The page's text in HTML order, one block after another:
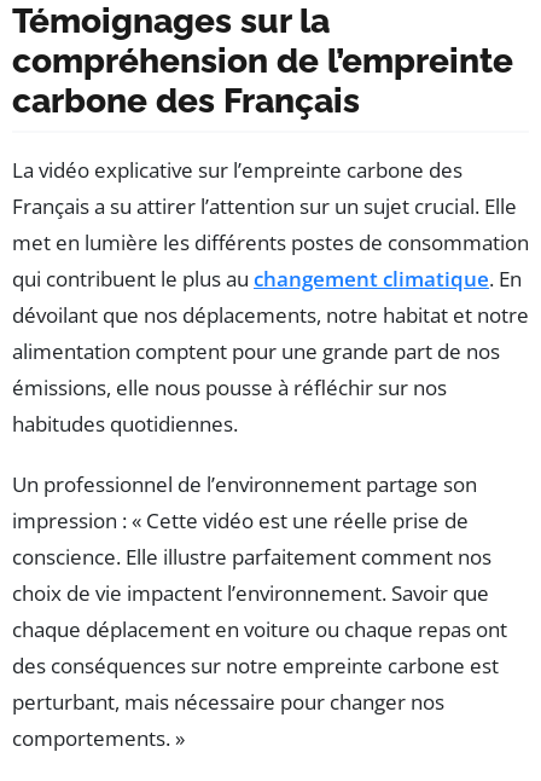
Témoignages sur la
compréhension de l’empreinte
carbone des Français
La vidéo explicative sur l’empreinte carbone des
Français a su attirer l’attention sur un sujet crucial. Elle
met en lumière les différents postes de consommation
qui contribuent le plus au changement climatique. En
dévoilant que nos déplacements, notre habitat et notre
alimentation comptent pour une grande part de nos
émissions, elle nous pousse à réfléchir sur nos
habitudes quotidiennes.
Un professionnel de l’environnement partage son
impression : « Cette vidéo est une réelle prise de
conscience. Elle illustre parfaitement comment nos
choix de vie impactent l’environnement. Savoir que
chaque déplacement en voiture ou chaque repas ont
des conséquences sur notre empreinte carbone est
perturbant, mais nécessaire pour changer nos
comportements. »